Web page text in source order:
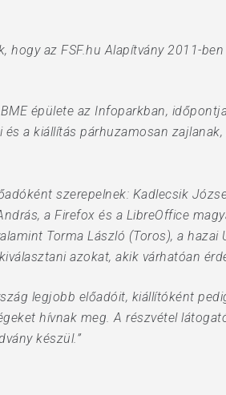
hogy az FSF.hu Alapítvány 2011-
épülete az Infoparkban,
a kiállítás párhuzamosan
szerepelnek: Kadlecsik
a Firefox és a LibreOffice
Torma László (Toros), a
azokat, akik várhatóan
legjobb előadóit, kiállítóként
hívnak meg. A részvétel
készül.”